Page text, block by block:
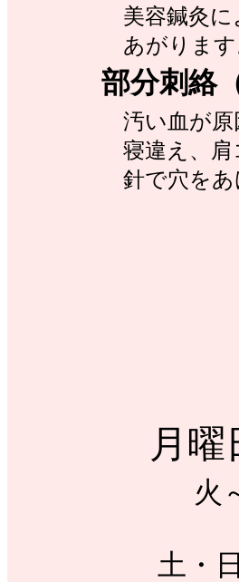
美容鍼灸に
あがります
部分刺絡
汚い血が原
寝違え、肩
針で穴をあ
月
火
土・